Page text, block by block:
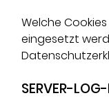
Welche
eingesetzt
SERVER-